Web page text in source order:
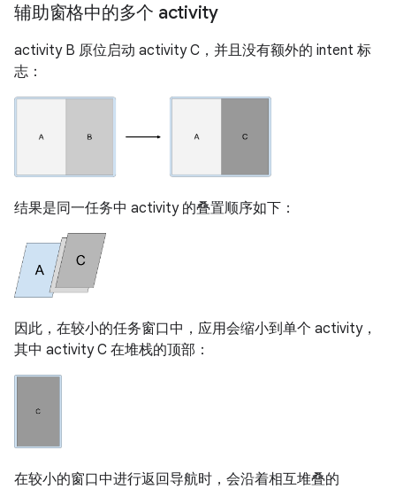
辅助窗格中的多个 activity
activity B 原位启动 activity C，并且没有额外的 intent 标
志：
结果是同一任务中 activity 的叠置顺序如下：
因此，在较小的任务窗口中，应用会缩小到单个 activity，
其中 activity C 在堆栈的顶部：
在较小的窗口中进行返回导航时，会沿着相互堆叠的